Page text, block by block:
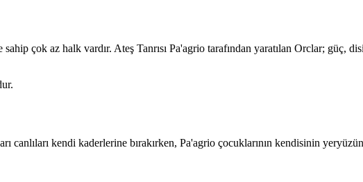
çok az halk vardır. Ateş Tanrısı Pa'agrio tarafından yaratılan Orclar; güç,
canlıları kendi kaderlerine bırakırken, Pa'agrio çocuklarının kendisinin